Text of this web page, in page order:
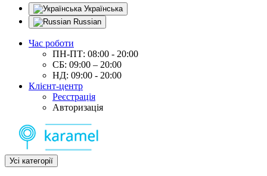
Українська
Russian
Час роботи
ПН-ПТ: 08:00 - 20:00
СБ: 09:00 – 20:00
НД: 09:00 - 20:00
Клієнт-центр
Реєстрація
Авторизація
Усі категорії